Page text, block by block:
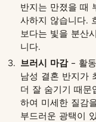
반지는 만졌을 때
사하지 않습니다.
보다는 빛을 분산
니다.
브러시 마감– 활
남성 결혼 반지가
더 잘 숨기기 때문
하여 미세한 질감
부드러운 광택이